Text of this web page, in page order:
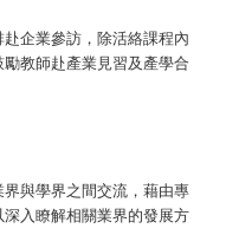
企業參訪，除活絡課程內
教師赴產業見習及產學合
與學界之間交流，藉由專
入瞭解相關業界的發展方